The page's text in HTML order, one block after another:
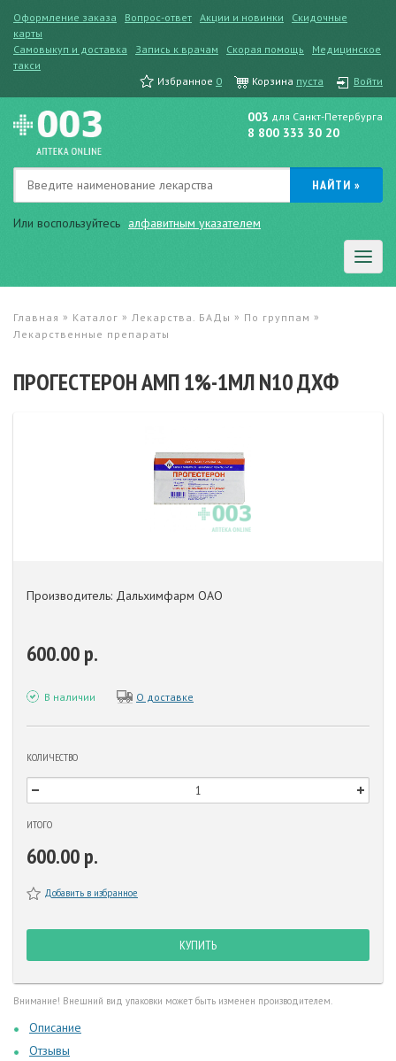
Оформление заказа Вопрос-ответ Акции и новинки
Скидочные
карты
Самовыкуп и доставка
Запись к врачам Скорая помощь
Медицинское
такси
Избранное 0 Корзина пуста Войти
Или воспользуйтесь алфавитным указателем
003 для Санкт-Петербурга
8 800 333 30 20
Главная » Каталог » Лекарства. БАДы » По группам »
Лекарственные препараты
ПРОГЕСТЕРОН АМП 1%-1МЛ N10 ДХФ
Производитель: Дальхимфарм ОАО
600.00 р.
В наличии О доставке
КОЛИЧЕСТВО
ИТОГО
600.00 р.
Добавить в избранное
КУПИТЬ
Внимание! Внешний вид упаковки может быть изменен производителем.
Описание
Отзывы